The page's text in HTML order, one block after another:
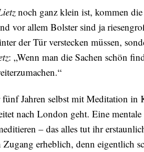
noch ganz klein ist, kommen
vor allem Bolster sind ja
der Tür verstecken müssen,
: „Wenn man die Sachen schön
Jahren selbst mit Meditation in
nach London geht. Eine
– das alles tut ihr
Zugang erheblich, denn eigentlich